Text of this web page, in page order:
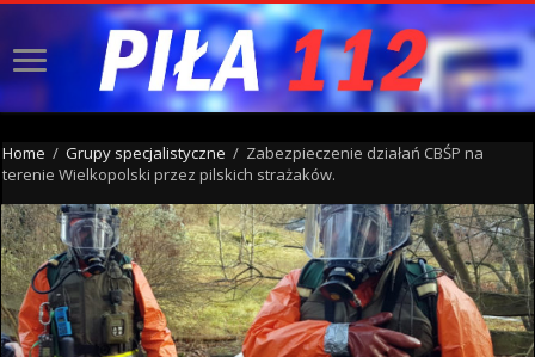
Home / Grupy specjalistyczne / Zabezpieczenie działań CBŚP na
terenie Wielkopolski przez pilskich strażaków.